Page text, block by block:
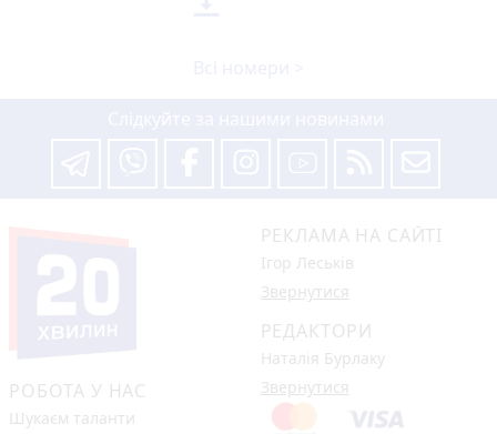
РОБОТА У НАС
Шукаєм таланти
РЕКЛАМА НА САЙТІ
Ігор Леськів
Звернутися
РЕДАКТОРИ
Наталія Бурлаку
Звернутися